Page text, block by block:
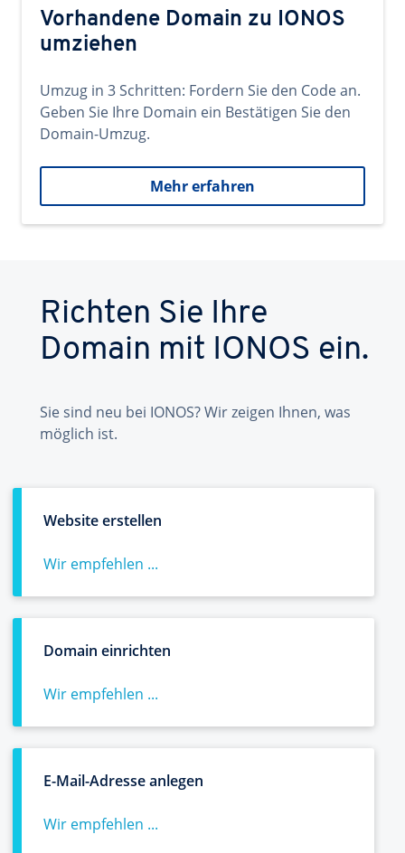
Vorhandene Domain zu IONOS
umziehen
Umzug in 3 Schritten: Fordern Sie den Code an.
Geben Sie Ihre Domain ein Bestätigen Sie den
Domain-Umzug.
Mehr erfahren
Richten Sie Ihre
Domain mit IONOS ein.
Sie sind neu bei IONOS? Wir zeigen Ihnen, was
möglich ist.
Website erstellen
Wir empfehlen ...
Domain einrichten
Wir empfehlen ...
E-Mail-Adresse anlegen
Wir empfehlen ...